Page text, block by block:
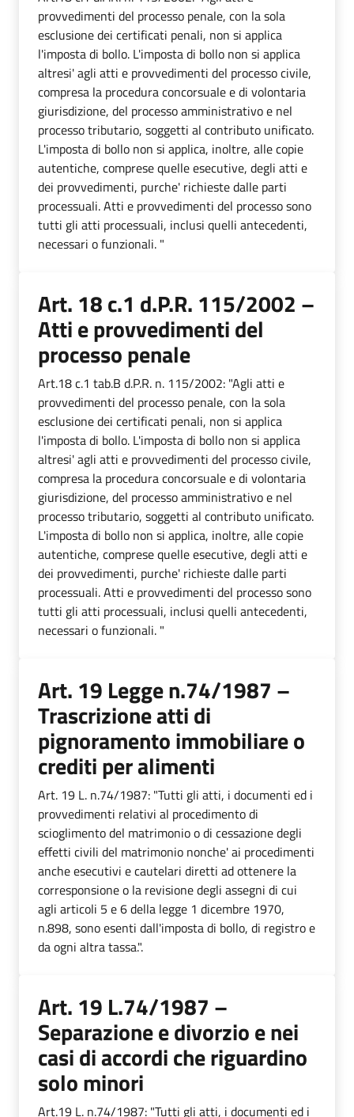
provvedimenti del processo penale, con la sola
esclusione dei certificati penali, non si applica
l'imposta di bollo. L'imposta di bollo non si applica
altresi' agli atti e provvedimenti del processo civile,
compresa la procedura concorsuale e di volontaria
giurisdizione, del processo amministrativo e nel
processo tributario, soggetti al contributo unificato.
L'imposta di bollo non si applica, inoltre, alle copie
autentiche, comprese quelle esecutive, degli atti e
dei provvedimenti, purche' richieste dalle parti
processuali. Atti e provvedimenti del processo sono
tutti gli atti processuali, inclusi quelli antecedenti,
necessari o funzionali. "
Art. 18 c.1 d.P.R. 115/2002 –
Atti e provvedimenti del
processo penale
Art.18 c.1 tab.B d.P.R. n. 115/2002: "Agli atti e
provvedimenti del processo penale, con la sola
esclusione dei certificati penali, non si applica
l'imposta di bollo. L'imposta di bollo non si applica
altresi' agli atti e provvedimenti del processo civile,
compresa la procedura concorsuale e di volontaria
giurisdizione, del processo amministrativo e nel
processo tributario, soggetti al contributo unificato.
L'imposta di bollo non si applica, inoltre, alle copie
autentiche, comprese quelle esecutive, degli atti e
dei provvedimenti, purche' richieste dalle parti
processuali. Atti e provvedimenti del processo sono
tutti gli atti processuali, inclusi quelli antecedenti,
necessari o funzionali. "
Art. 19 Legge n.74/1987 –
Trascrizione atti di
pignoramento immobiliare o
crediti per alimenti
Art. 19 L. n.74/1987: "Tutti gli atti, i documenti ed i
provvedimenti relativi al procedimento di
scioglimento del matrimonio o di cessazione degli
effetti civili del matrimonio nonche' ai procedimenti
anche esecutivi e cautelari diretti ad ottenere la
corresponsione o la revisione degli assegni di cui
agli articoli 5 e 6 della legge 1 dicembre 1970,
n.898, sono esenti dall'imposta di bollo, di registro e
da ogni altra tassa.".
Art. 19 L.74/1987 –
Separazione e divorzio e nei
casi di accordi che riguardino
solo minori
Art.19 L. n.74/1987: "Tutti gli atti, i documenti ed i